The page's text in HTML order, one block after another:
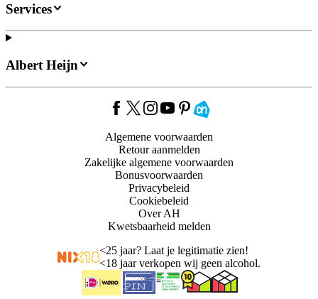
Services
Albert Heijn
Algemene voorwaarden
Retour aanmelden
Zakelijke algemene voorwaarden
Bonusvoorwaarden
Privacybeleid
Cookiebeleid
Over AH
Kwetsbaarheid melden
<25 jaar? Laat je legitimatie zien!
<18 jaar verkopen wij geen alcohol.